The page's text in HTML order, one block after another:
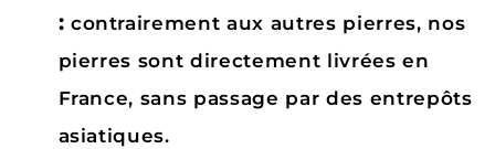
: contrairement aux autres pierres, nos
pierres sont directement livrées en
France, sans passage par des entrepôts
asiatiques.